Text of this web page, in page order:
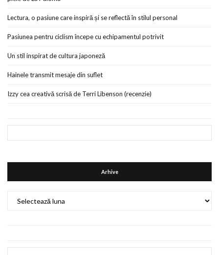
Lectura, o pasiune care inspiră și se reflectă în stilul personal
Pasiunea pentru ciclism începe cu echipamentul potrivit
Un stil inspirat de cultura japoneză
Hainele transmit mesaje din suflet
Izzy cea creativă scrisă de Terri Libenson (recenzie)
Arhive